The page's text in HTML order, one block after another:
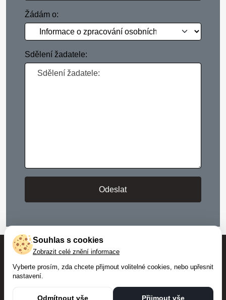
Žádám o:
Sdělení žadatele:
Odeslat
Copyright © 2024 IzolaceBAKO.cz - Všechna práva
vyhrazena.
Souhlas s cookies
Zobrazit celé znění informace
Vyberte prosím, zda chcete přijmout volitelné cookies, nebo upřesnit
nastavení.
Odmítnout vše Přijmout vše